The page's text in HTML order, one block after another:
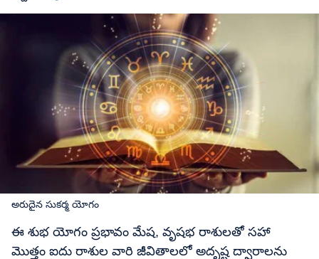
అరుదైన సుకర్మ యోగం
ఈ శుభ యోగం ప్రభావం మేష, వృషభ రాశులతో సహా
మొత్తం ఐదు రాశుల వారి జీవితాలలో అదృష్ట ద్వారాలను